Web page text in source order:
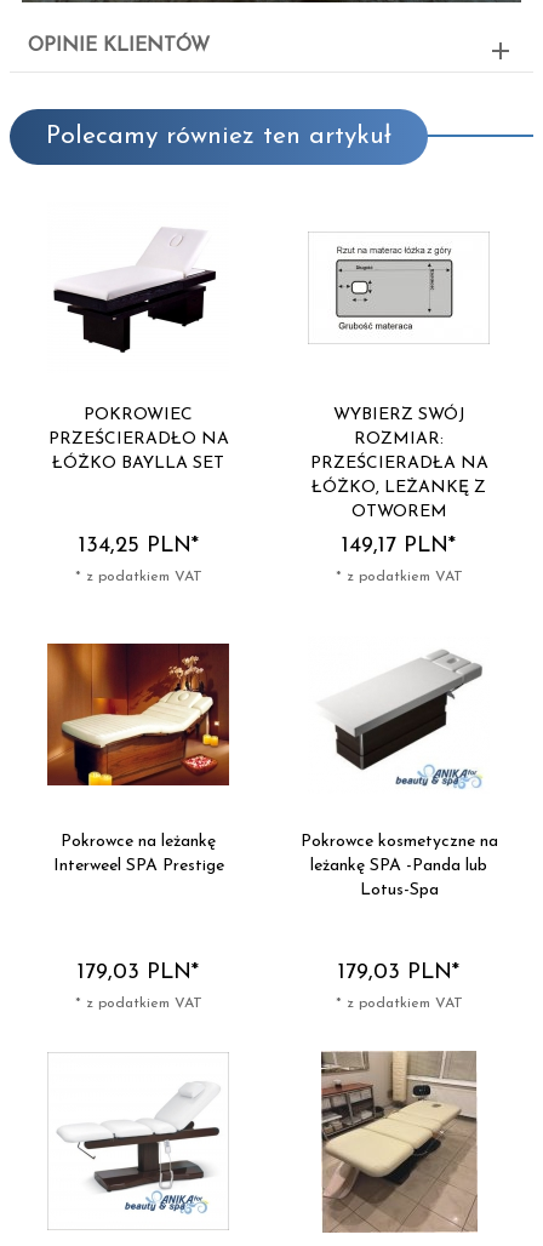
OPINIE KLIENTÓW
Polecamy równiez ten artykuł
POKROWIEC
PRZEŚCIERADŁO NA
ŁÓŻKO BAYLLA SET
134,25 PLN*
* z podatkiem VAT
WYBIERZ SWÓJ
ROZMIAR:
PRZEŚCIERADŁA NA
ŁÓŻKO, LEŻANKĘ Z
OTWOREM
149,17 PLN*
* z podatkiem VAT
Pokrowce na leżankę
Interweel SPA Prestige
179,03 PLN*
* z podatkiem VAT
Pokrowce kosmetyczne na
leżankę SPA -Panda lub
Lotus-Spa
179,03 PLN*
* z podatkiem VAT